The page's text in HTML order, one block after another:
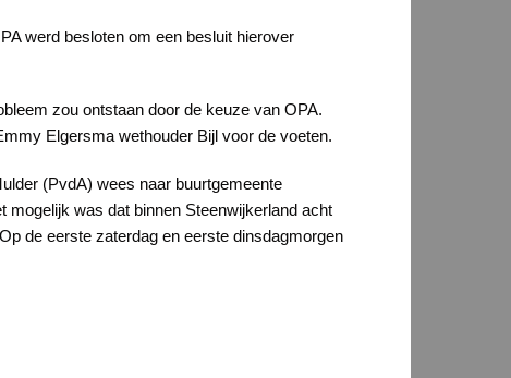
werd besloten om een besluit hierover
zou ontstaan door de keuze van OPA.
Elgersma wethouder Bijl voor de voeten.
(PvdA) wees naar buurtgemeente
was dat binnen Steenwijkerland acht
de eerste zaterdag en eerste dinsdagmorgen